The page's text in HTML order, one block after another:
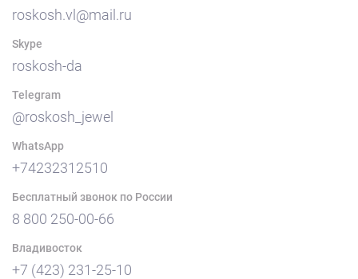
roskosh.vl@mail.ru
Skype
roskosh-da
Telegram
@roskosh_jewel
WhatsApp
+74232312510
Бесплатный звонок по России
8 800 250-00-66
Владивосток
+7 (423) 231-25-10